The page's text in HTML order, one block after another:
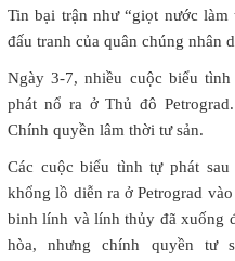
Tin bại trận như “giọt nước
đấu tranh của quân chúng nhân
Ngày 3-7, nhiều cuộc biểu
phát nổ ra ở Thủ đô
Chính quyền lâm thời tư sản.
Các cuộc biểu tình tự phát
khổng lồ diễn ra ở Petrograd
binh lính và lính thủy đã xuống
hòa, nhưng chính quyền tư